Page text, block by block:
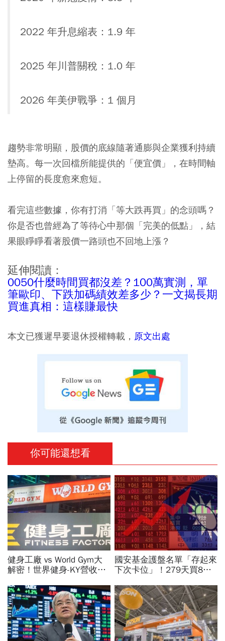
2022 年升息縮表：1.9 年
2025 年川普關稅：1.0 年
2026 年美伊戰爭：1 個月
趨勢非常明顯，股價的底線隨著通膨與企業獲利持續
墊高。每一次回檔所能提供的「便宜價」，在時間軸
上停留的長度愈來愈短。
看完這些數據，你有打消「等大跌再買」的念頭嗎？
你是否也曾經為了等待心中那個「完美的低點」，結
果眼睜睜看著股價一路頭也不回地上漲？
延伸閱讀：
0050什麼時間買都沒差？100萬實測，單
筆歐印、下跌加碼績效差多少？一文揭長期
買進真相：這樣賺最快
本文已獲遲早要退休授權轉載， 原文出處
你可能還想看
健身工廠 vs World Gym大
解密！世界健身-KY營收大
課、會籍…誰才是真正賺錢
金雞母？
國安基金護盤名單「存起來
下次卡位」！279天買8檔
電...唯一金融股是它